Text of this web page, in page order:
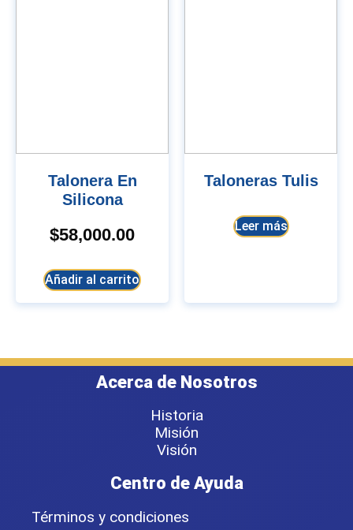
Talonera En
Silicona
$58,000.00
Añadir al carrito
Taloneras Tulis
Leer más
Acerca de Nosotros
Historia
Misión
Visión
Centro de Ayuda
Términos y condiciones